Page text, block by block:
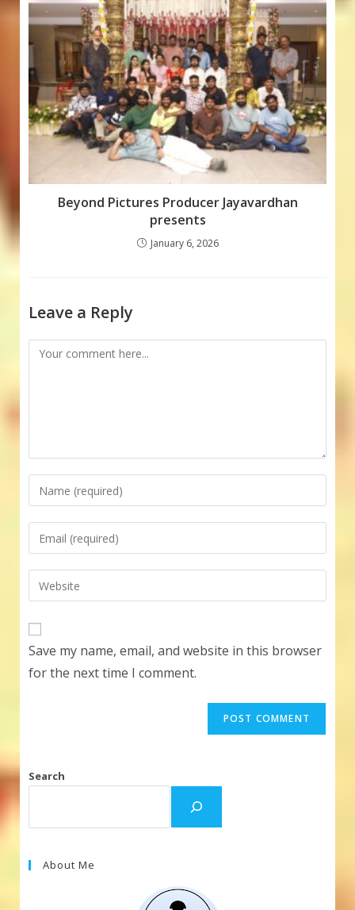
Beyond Pictures Producer Jayavardhan
presents
January 6, 2026
Leave a Reply
Comment
Enter
your
name
comment
Enter
your
email
address
Enter
your
URL
(optional)
Save my name, email, and website in this browser
for the next time I comment.
Search
About Me